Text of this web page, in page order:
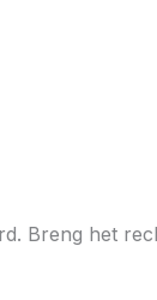
Breng het